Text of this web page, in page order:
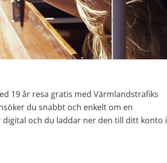
19 år resa gratis med Värmlandstrafiks
du snabbt och enkelt om en
och du laddar ner den till ditt konto i